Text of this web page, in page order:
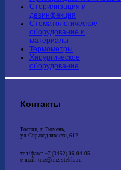
Стерилизация и
дезинфекция
Стоматологическое
оборудование и
материалы
Термометры
Хирургическое
оборудование
Контакты
Россия, г. Тюмень,
ул. Справедливости, 612
тел./факс: +7 (3452) 06-04-05
e-mail: tmz@tmz-steklo.ru